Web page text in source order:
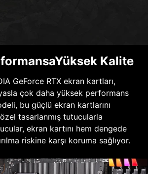
Kalite
GeForce RTX ekran kartları,
çok daha yüksek performans
bu güçlü ekran kartlarını
tasarlanmış tutucularla
ekran kartını hem dengede
riskine karşı koruma sağlıyor.